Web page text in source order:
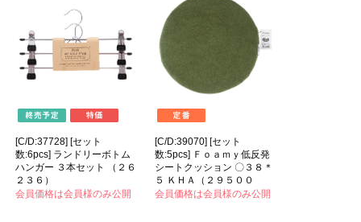
[C/D:37728] [セット
数:6pcs] ランドリーボトム
ハンガー ３本セット （２６
２３６）
会員価格は会員様のみ公開
[C/D:39070] [セット
数:5pcs] Ｆｏａｍｙ低反発
シートクッション 〇３８＊
５ ＫＨＡ（２９５００
会員価格は会員様のみ公開